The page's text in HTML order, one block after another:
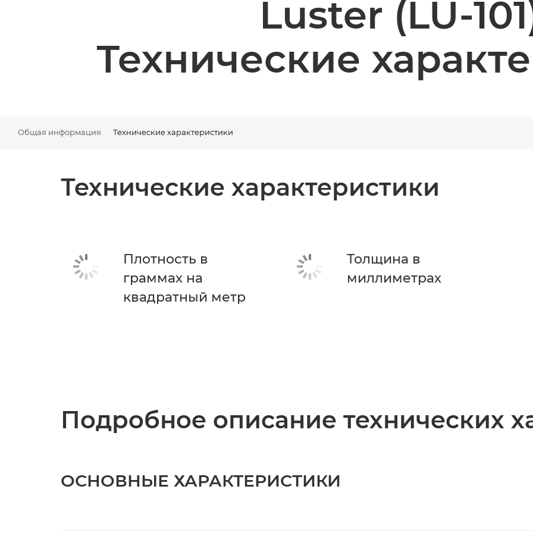
Luster (LU-
Технические
Общая информация Технические характеристики
Технические характеристики
Плотность в
граммах на
квадратный метр
Толщина в
миллиметрах
Подробное описание технических
ОСНОВНЫЕ ХАРАКТЕРИСТИКИ